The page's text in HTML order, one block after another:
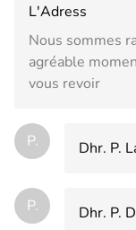
L'Adress
Nous sommes
agréable
vous revoir
P. Dhr. P.
P.
Dhr. P.